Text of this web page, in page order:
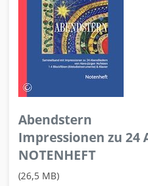
Abendstern
Impressionen zu 24
NOTENHEFT
(26,5 MB)